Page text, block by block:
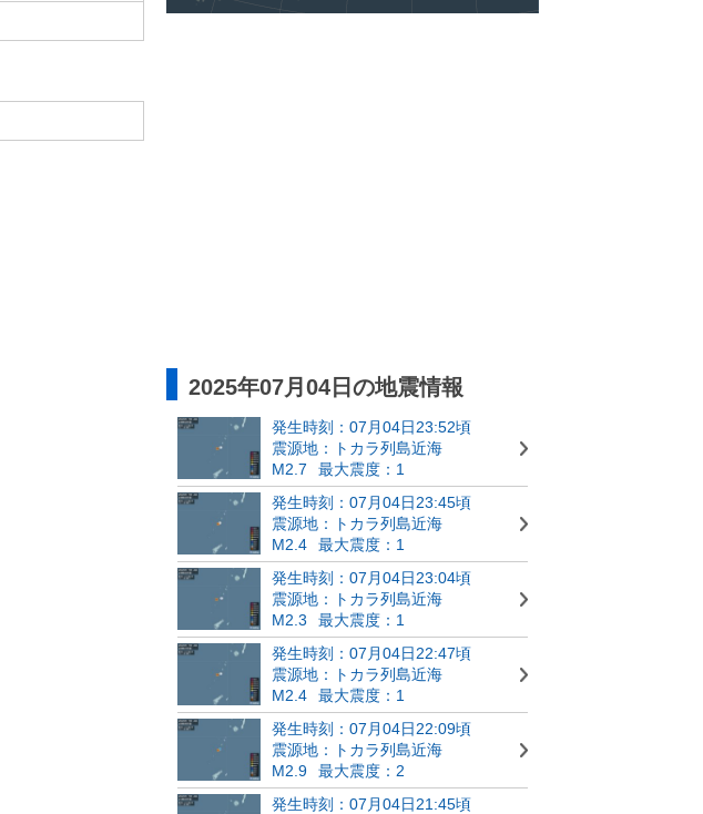
2025年07月04日の地震情報
発生時刻：07月04日23:52頃
震源地：トカラ列島近海
M2.7
最大震度：1
発生時刻：07月04日23:45頃
震源地：トカラ列島近海
M2.4
最大震度：1
発生時刻：07月04日23:04頃
震源地：トカラ列島近海
M2.3
最大震度：1
発生時刻：07月04日22:47頃
震源地：トカラ列島近海
M2.4
最大震度：1
発生時刻：07月04日22:09頃
震源地：トカラ列島近海
M2.9
最大震度：2
発生時刻：07月04日21:45頃